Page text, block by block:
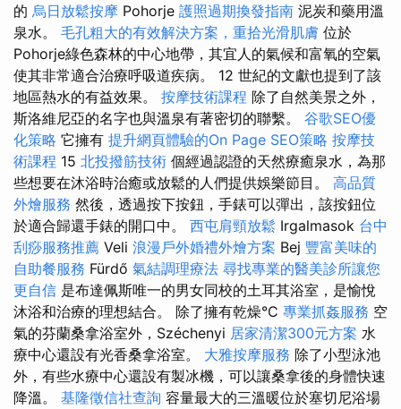
的 烏日放鬆按摩 Pohorje 護照過期換發指南 泥炭和藥用溫
泉水。 毛孔粗大的有效解決方案，重拾光滑肌膚 位於
Pohorje綠色森林的中心地帶，其宜人的氣候和富氧的空氣
使其非常適合治療呼吸道疾病。 12 世紀的文獻也提到了該
地區熱水的有益效果。 按摩技術課程 除了自然美景之外，
斯洛維尼亞的名字也與溫泉有著密切的聯繫。 谷歌SEO優
化策略 它擁有 提升網頁體驗的On Page SEO策略 按摩技
術課程 15 北投撥筋技術 個經過認證的天然療癒泉水，為那
些想要在沐浴時治癒或放鬆的人們提供娛樂節目。 高品質
外燴服務 然後，透過按下按鈕，手錶可以彈出，該按鈕位
於適合歸還手錶的開口中。 西屯肩頸放鬆 Irgalmasok 台中
刮痧服務推薦 Veli 浪漫戶外婚禮外燴方案 Bej 豐富美味的
自助餐服務 Fürdő 氣結調理療法 尋找專業的醫美診所讓您
更自信 是布達佩斯唯一的男女同校的土耳其浴室，是愉悅
沐浴和治療的理想結合。 除了擁有乾燥°C 專業抓姦服務 空
氣的芬蘭桑拿浴室外，Széchenyi 居家清潔300元方案 水
療中心還設有光香桑拿浴室。 大雅按摩服務 除了小型泳池
外，有些水療中心還設有製冰機，可以讓桑拿後的身體快速
降溫。 基隆徵信社查詢 容量最大的三溫暖位於塞切尼浴場